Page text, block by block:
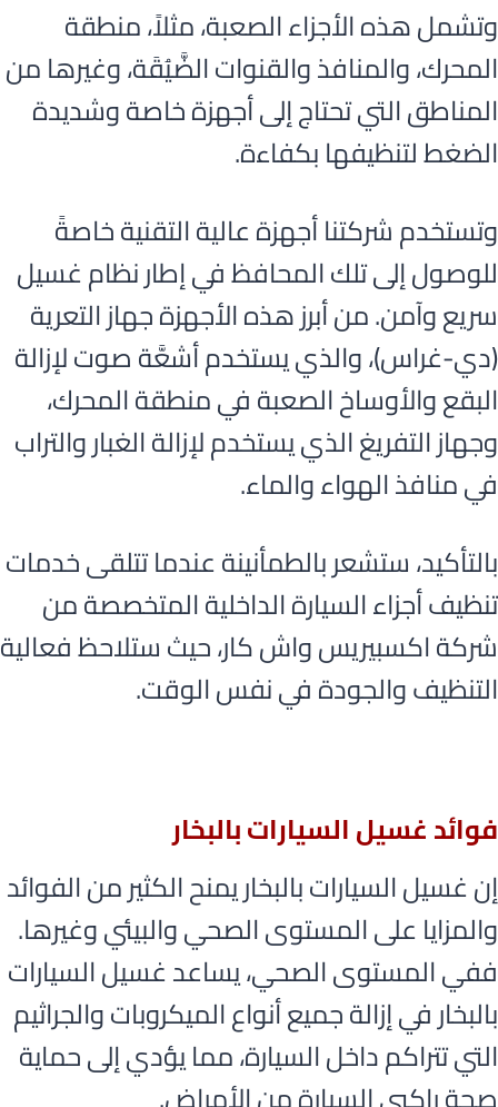
وتشمل هذه الأجزاء الصعبة، مثلاً، منطقة
المحرك، والمنافذ والقنوات الضَّيُقَة، وغيرها من
المناطق التي تحتاج إلى أجهزة خاصة وشديدة
الضغط لتنظيفها بكفاءة.
وتستخدم شركتنا أجهزة عالية التقنية خاصةً
للوصول إلى تلك المحافظ في إطار نظام غسيل
سريع وآمن. من أبرز هذه الأجهزة جهاز التعرية
(دي-غراس)، والذي يستخدم أشعَّة صوت لإزالة
البقع والأوساخ الصعبة في منطقة المحرك،
وجهاز التفريغ الذي يستخدم لإزالة الغبار والتراب
في منافذ الهواء والماء.
بالتأكيد، ستشعر بالطمأنينة عندما تتلقى خدمات
تنظيف أجزاء السيارة الداخلية المتخصصة من
شركة اكسبيريس واش كار، حيث ستلاحظ فعالية
التنظيف والجودة في نفس الوقت.
فوائد غسيل السيارات بالبخار
إن غسيل السيارات بالبخار يمنح الكثير من الفوائد
والمزايا على المستوى الصحي والبيئي وغيرها.
ففي المستوى الصحي، يساعد غسيل السيارات
بالبخار في إزالة جميع أنواع الميكروبات والجراثيم
التي تتراكم داخل السيارة، مما يؤدي إلى حماية